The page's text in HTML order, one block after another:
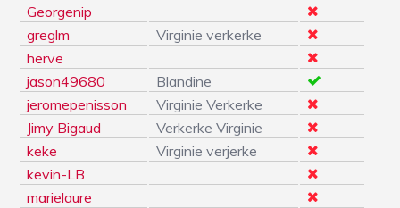
Georgenip
greglm
Virginie verkerke
herve
jason49680
Blandine
jeromepenisson
Virginie Verkerke
Jimy Bigaud
Verkerke Virginie
keke
Virginie verjerke
kevin-LB
marielaure